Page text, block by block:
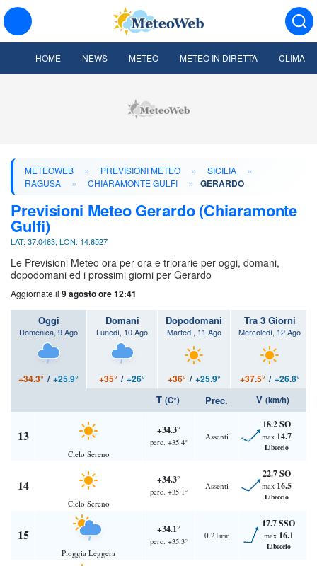
HOME NEWS METEO METEO IN DIRETTA CLIMA
METEOWEB » PREVISIONI METEO » SICILIA »
RAGUSA » CHIARAMONTE GULFI » GERARDO
Previsioni Meteo Gerardo (Chiaramonte
Gulfi)
LAT: 37.0463, LON: 14.6527
Le Previsioni Meteo ora per ora e triorarie per oggi, domani,
dopodomani ed i prossimi giorni per Gerardo
Aggiornate il 9 agosto ore 12:41
Oggi
Domenica, 9 Ago
+34.3° / +25.9°
Domani
Lunedì, 10 Ago
+35° / +26°
Dopodomani
Martedì, 11 Ago
+36° / +25.9°
Tra 3 Giorni
Mercoledì, 12 Ago
+37.5° / +26.8°
T (C°) Prec. V (km/h)
13
Cielo Sereno
+34.3°
perc. +35.4°
Assenti
18.2 SO
max 14.7
Libeccio
14
Cielo Sereno
+34.3°
perc. +35.1°
Assenti
22.7 SO
max 16.5
Libeccio
15
Pioggia Leggera
+34.1°
perc. +35.3°
0.21mm
17.7 SSO
max 16.1
Libeccio